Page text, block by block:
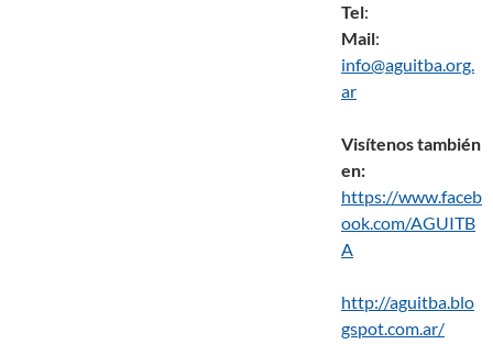
Tel:
Mail:
info@aguitba.org.
ar
Visítenos también
en:
https://www.faceb
ook.com/AGUITB
A
http://aguitba.blo
gspot.com.ar/